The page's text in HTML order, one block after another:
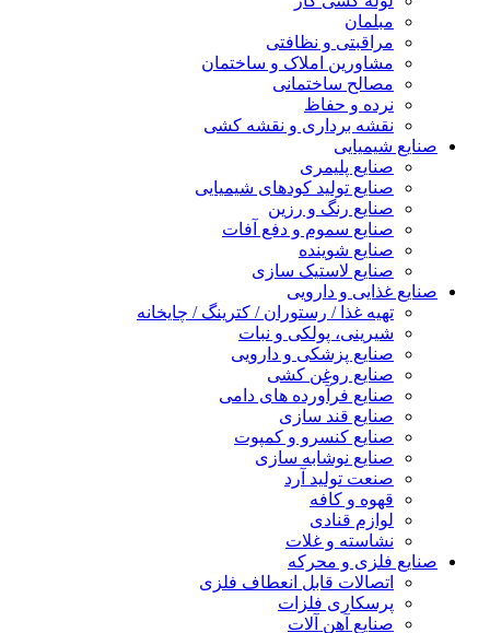
مبلمان
مراقبتی و نظافتی
مشاورین املاک و ساختمان
مصالح ساختمانی
نرده و حفاظ
نقشه برداری و نقشه کشی
صنایع شیمیایی
صنایع پلیمری
صنایع تولید کودهای شیمیایی
صنایع رنگ و رزین
صنایع سموم و دفع آفات
صنایع شوینده
صنایع لاستیک سازی
صنایع غذایی و دارویی
تهیه غذا / رستوران / کترینگ / چایخانه
شیرینی، پولکی و نبات
صنایع پزشکی و دارویی
صنایع روغن کشی
صنایع فرآورده های دامی
صنایع قند سازی
صنایع کنسرو و کمپوت
صنایع نوشابه سازی
صنعت تولید آرد
قهوه و کافه
لوازم قنادی
نشاسته و غلات
صنایع فلزی و محرکه
اتصالات قابل انعطاف فلزی
پرسکاری فلزات
صنایع آهن آلات